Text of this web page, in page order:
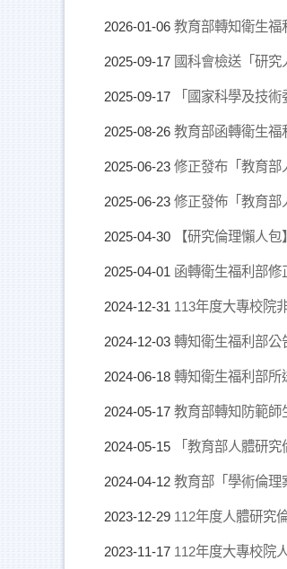
2026-01-06 教育部轉知衛生福
2025-09-17 國科會檢送「研
2025-09-17 「國家科學及技
2025-08-26 教育部函轉衛生福
2025-06-23 修正發布「教育部
2025-06-23 修正發佈「教育部
2025-04-30 【研究倫理懶人
2025-04-01 函轉衛生福利部修
2024-12-31 113年度大專校院
2024-12-03 轉知衛生福利部公
2024-06-18 轉知衛生福利部所
2024-05-17 教育部轉知防範師
2024-05-15 「教育部人體研
2024-04-12 教育部「學術倫理
2023-12-29 112年度人體研究
2023-11-17 112年度大專校院